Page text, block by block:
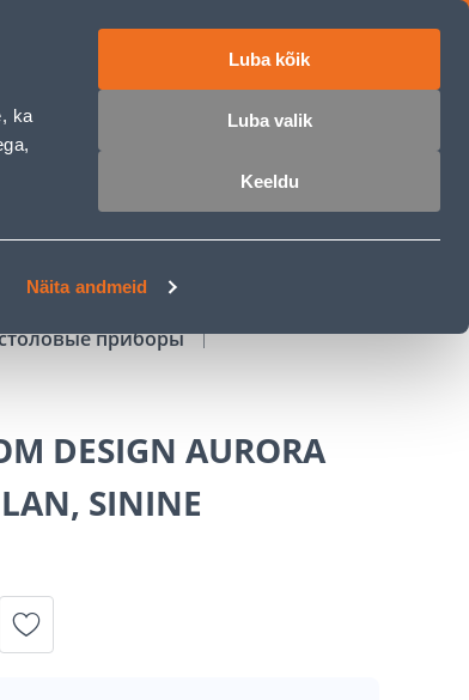
ka
Näita andmeid
Luba kõik
Luba valik
Keeldu
приборы
DESIGN AURORA
SININE